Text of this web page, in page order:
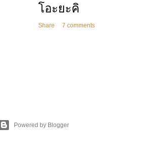
โอะยะคิ
Share 7 comments
Powered by Blogger